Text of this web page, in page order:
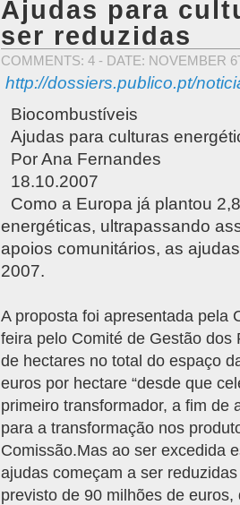
Ajudas para
ser reduzidas
COMMENTS: 4 - DATE: NOVEMBER
http://dossiers.publico.pt/
Biocombustíveis
Ajudas para culturas
Por Ana Fernandes
18.10.2007
Como a Europa já plantou
energéticas, ultrapassando
apoios comunitários, as
2007.
A proposta foi apresentada pela
feira pelo Comité de Gestão
de hectares no total do espaço
euros por hectare “desde que
primeiro transformador, a fim de
para a transformação nos
Comissão.Mas ao ser excedida
ajudas começam a ser
previsto de 90 milhões de